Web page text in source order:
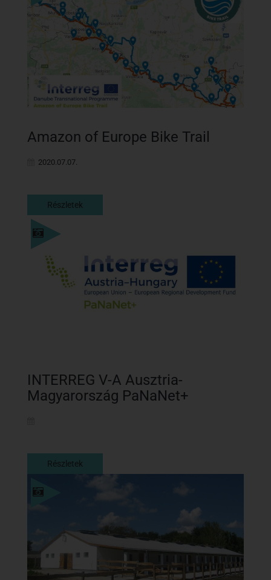
Amazon of Europe Bike Trail
2020.07.07.
Részletek
Részletek
INTERREG V-A Ausztria-
Magyarország PaNaNet+
Részletek
Részletek